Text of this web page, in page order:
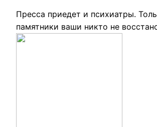
Пресса приедет и психиатры.
памятники ваши никто не